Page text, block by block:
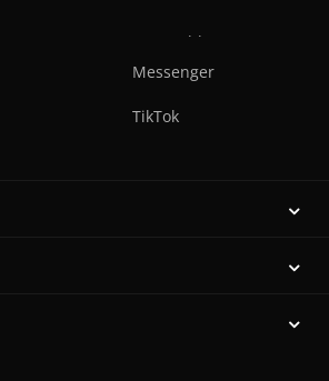
Messenger
TikTok